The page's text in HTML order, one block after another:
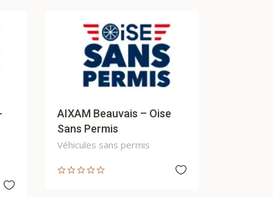
– Oise
NISSAN COMPIEGNE
Automobiles